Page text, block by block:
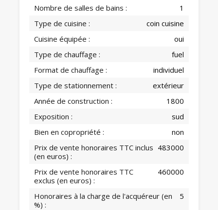
Nombre de salles de bains :
1
Type de cuisine :
coin cuisine
Cuisine équipée :
oui
Type de chauffage :
fuel
Format de chauffage :
individuel
Type de stationnement :
extérieur
Année de construction :
1800
Exposition :
sud
Bien en copropriété :
non
Prix de vente honoraires TTC inclus
(en euros) :
483000
Prix de vente honoraires TTC
exclus (en euros) :
460000
Honoraires à la charge de l'acquéreur (en
%) :
5